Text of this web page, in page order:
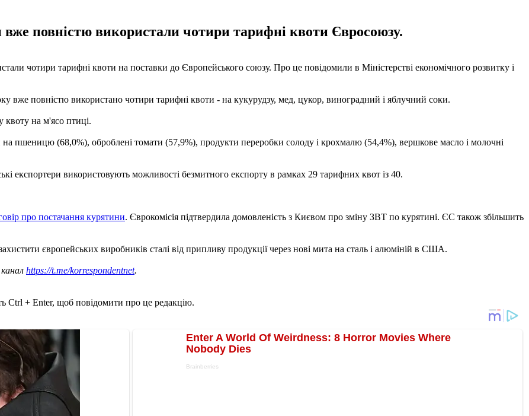
вже повністю використали чотири тарифні квоти Євросоюзу.
чотири тарифні квоти на поставки до Європейського союзу. Про це повідомили в Міністерстві економічного розвитку і
вже повністю використано чотири тарифні квоти - на кукурудзу, мед, цукор, виноградний і яблучний соки.
квоту на м'ясо птиці.
пшеницю (68,0%), оброблені томати (57,9%), продукти переробки солоду і крохмалю (54,4%), вершкове масло і молочні
експортери використовують можливості безмитного експорту в рамках 29 тарифних квот із 40.
про постачання курятини. Єврокомісія підтвердила домовленість з Києвом про зміну ЗВТ по курятині. ЄС також збільшить
європейських виробників сталі від припливу продукції через нові мита на сталь і алюміній в США.
https://t.me/korrespondentnet.
Ctrl + Enter, щоб повідомити про це редакцію.